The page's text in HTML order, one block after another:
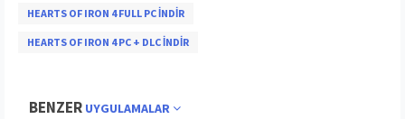
HEARTS OF IRON 4 FULL PC INDIR
HEARTS OF IRON 4 PC + DLC INDIR
BENZER UYGULAMALAR